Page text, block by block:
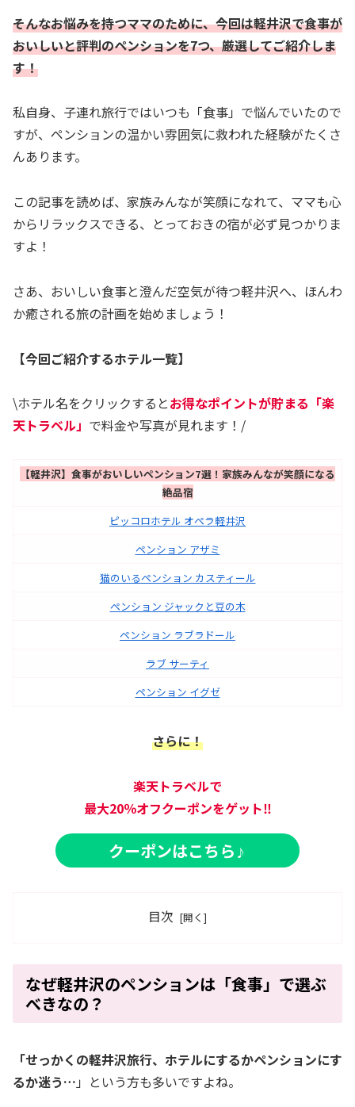
そんなお悩みを持つママのために、今回は軽井沢で食事が
おいしいと評判のペンションを7つ、厳選してご紹介しま
す！
私自身、子連れ旅行ではいつも「食事」で悩んでいたので
すが、ペンションの温かい雰囲気に救われた経験がたくさ
んあります。
この記事を読めば、家族みんなが笑顔になれて、ママも心
からリラックスできる、とっておきの宿が必ず見つかりま
すよ！
さあ、おいしい食事と澄んだ空気が待つ軽井沢へ、ほんわ
か癒される旅の計画を始めましょう！
【今回ご紹介するホテル一覧】
\ホテル名をクリックするとお得なポイントが貯まる「楽
天トラベル」 で料金や写真が見れます！/
【軽井沢】食事がおいしいペンション7選！家族みんなが笑顔になる
絶品宿
ピッコロホテル オペラ軽井沢
ペンション アザミ
猫のいるペンション カスティール
ペンション ジャックと豆の木
ペンション ラブラドール
ラブ サーティ
ペンション イグゼ
さらに！
楽天トラベルで
最大20％オフクーポンをゲット‼
クーポンはこちら ♪
目次
なぜ軽井沢のペンションは「食事」で選ぶ
べきなの？
「せっかくの軽井沢旅行、ホテルにするかペンションにす
るか迷う… 」という方も多いですよね。